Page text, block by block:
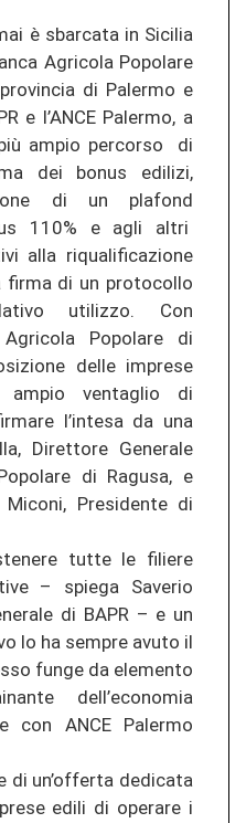
è sbarcata in Sicilia
Agricola Popolare
di Palermo e
e l’ANCE Palermo, a
ampio percorso di
dei bonus edilizi,
di un plafond
110% e agli altri
alla riqualificazione
firma di un protocollo
utilizzo. Con
Agricola Popolare di
delle imprese
ampio ventaglio di
l’intesa da una
Direttore Generale
di Ragusa, e
Miconi, Presidente di
tutte le filiere
– spiega Saverio
di BAPR – e un
lo ha sempre avuto il
funge da elemento
dell’economia
con ANCE Palermo
di un’offerta dedicata
edili di operare i